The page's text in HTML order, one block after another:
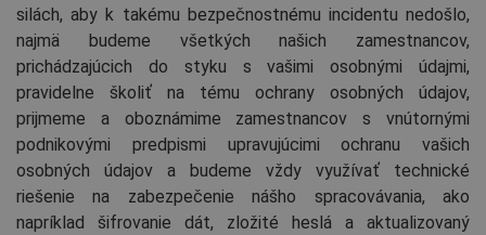
silách, aby k takému bezpečnostnému incidentu nedošlo,
najmä budeme všetkých našich zamestnancov,
prichádzajúcich do styku s vašimi osobnými údajmi,
pravidelne školiť na tému ochrany osobných údajov,
prijmeme a oboznámime zamestnancov s vnútornými
podnikovými predpismi upravujúcimi ochranu vašich
osobných údajov a budeme vždy využívať technické
riešenie na zabezpečenie nášho spracovávania, ako
napríklad šifrovanie dát, zložité heslá a aktualizovaný